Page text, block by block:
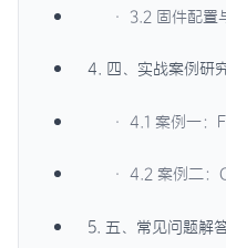
· 3.2 固件配置
4. 四、实战案例研
· 4.1 案例一：
· 4.2 案例二：
5. 五、常见问题解